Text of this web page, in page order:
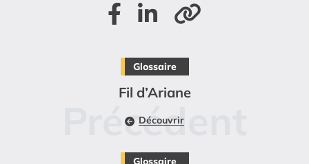
Partager sur Facebook
Partager sur LinkedIn
Glossaire
Fil d’Ariane
Découvrir
Glossaire